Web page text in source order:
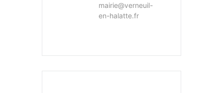
mairie@verneuil-
en-halatte.fr